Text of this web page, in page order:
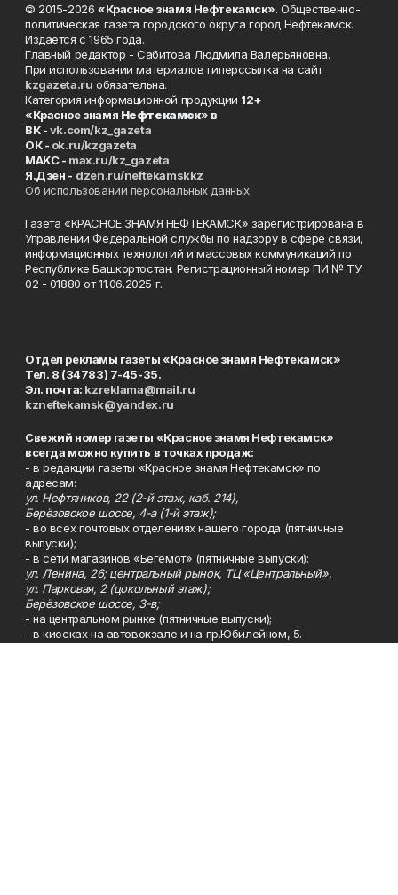
© 2015-2026 «Красное знамя Нефтекамск». Общественно-
политическая газета городского округа город Нефтекамск.
Издаётся с 1965 года.
Главный редактор - Сабитова Людмила Валерьяновна.
При использовании материалов гиперссылка на сайт
kzgazeta.ru обязательна.
Категория информационной продукции 12+
«Красное знамя Нефтекамск» в
ВК -vk.com/kz_gazeta
ОК - ok.ru/kzgazeta
MAKC - max.ru/kz_gazeta
Я.Дзен - dzen.ru/neftekamskkz
Об использовании персональных данных
Газета «КРАСНОЕ ЗНАМЯ НЕФТЕКАМСК» зарегистрирована в
Управлении Федеральной службы по надзору в сфере связи,
информационных технологий и массовых коммуникаций по
Республике Башкортостан. Регистрационный номер ПИ № ТУ
02 - 01880 от 11.06.2025 г.
Отдел рекламы газеты «Красное знамя Нефтекамск»
Тел. 8 (34783) 7-45-35.
Эл. почта: kzreklama@mail.ru
kzneftekamsk@yandex.ru
Свежий номер газеты «Красное знамя Нефтекамск»
всегда можно купить в точках продаж:
- в редакции газеты «Красное знамя Нефтекамск» по
адресам:
ул. Нефтяников, 22 (2-й этаж, каб. 214),
Берёзовское шоссе, 4-а (1-й этаж);
- во всех почтовых отделениях нашего города (пятничные
выпуски);
- в сети магазинов «Бегемот» (пятничные выпуски):
ул. Ленина, 26; центральный рынок, ТЦ «Центральный»,
ул. Парковая, 2 (цокольный этаж);
Берёзовское шоссе, 3-в;
- на центральном рынке (пятничные выпуски);
- в киосках на автовокзале и на пр.Юбилейном, 5.